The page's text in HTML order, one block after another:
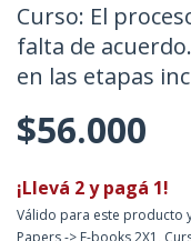
Curso: El
falta de
en las etapas
$56.000
¡Llevá 2 y pagá 1!
Válido para este producto
Papers -> E-books 2X1,